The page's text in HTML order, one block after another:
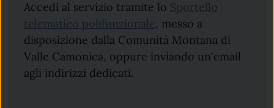
Accedi al servizio tramite lo Sportello
telematico polifunzionale, messo a
disposizione dalla Comunità Montana di
Valle Camonica, oppure inviando un'email
agli indirizzi dedicati.